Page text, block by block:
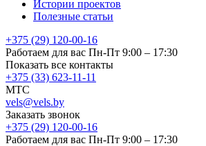
Истории проектов
Полезные статьи
+375 (29) 120-00-16
Работаем для вас Пн-Пт 9:00 – 17:30
Показать все контакты
+375 (33) 623-11-11
MTC
vels@vels.by
Заказать звонок
+375 (29) 120-00-16
Работаем для вас Пн-Пт 9:00 – 17:30